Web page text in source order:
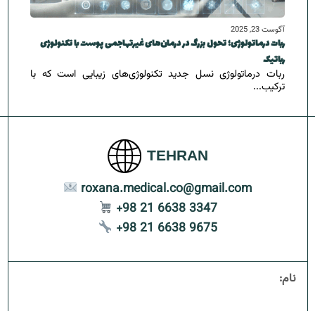
آگوست 23, 2025
ربات درماتولوژی؛ تحول بزرگ در درمان‌های غیرتهاجمی پوست با تکنولوژی
رباتیک
ربات درماتولوژی نسل جدید تکنولوژی‌های زیبایی است که با
ترکیب...
نام:
TEHRAN
roxana.medical.co@gmail.com
+98 21 6638 3347
+98 21 6638 9675